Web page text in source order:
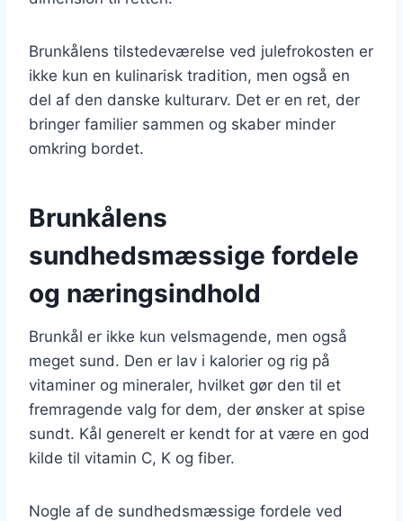
Brunkålens tilstedeværelse ved julefrokosten er
ikke kun en kulinarisk tradition, men også en
del af den danske kulturarv. Det er en ret, der
bringer familier sammen og skaber minder
omkring bordet.
Brunkålens
sundhedsmæssige fordele
og næringsindhold
Brunkål er ikke kun velsmagende, men også
meget sund. Den er lav i kalorier og rig på
vitaminer og mineraler, hvilket gør den til et
fremragende valg for dem, der ønsker at spise
sundt. Kål generelt er kendt for at være en god
kilde til vitamin C, K og fiber.
Nogle af de sundhedsmæssige fordele ved